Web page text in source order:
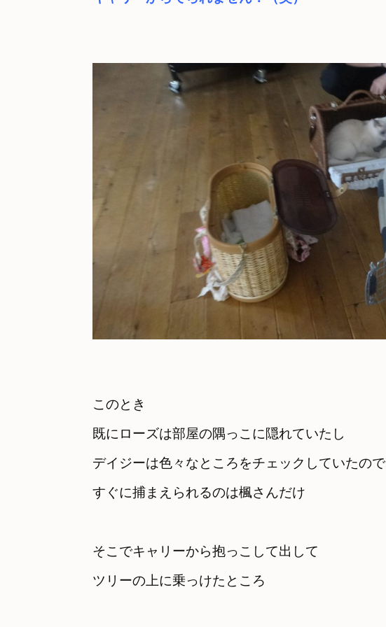
このとき
既にローズは部屋の隅っこに隠れていたし
デイジーは色々なところをチェックしていたので
すぐに捕まえられるのは楓さんだけ
そこでキャリーから抱っこして出して
ツリーの上に乗っけたところ